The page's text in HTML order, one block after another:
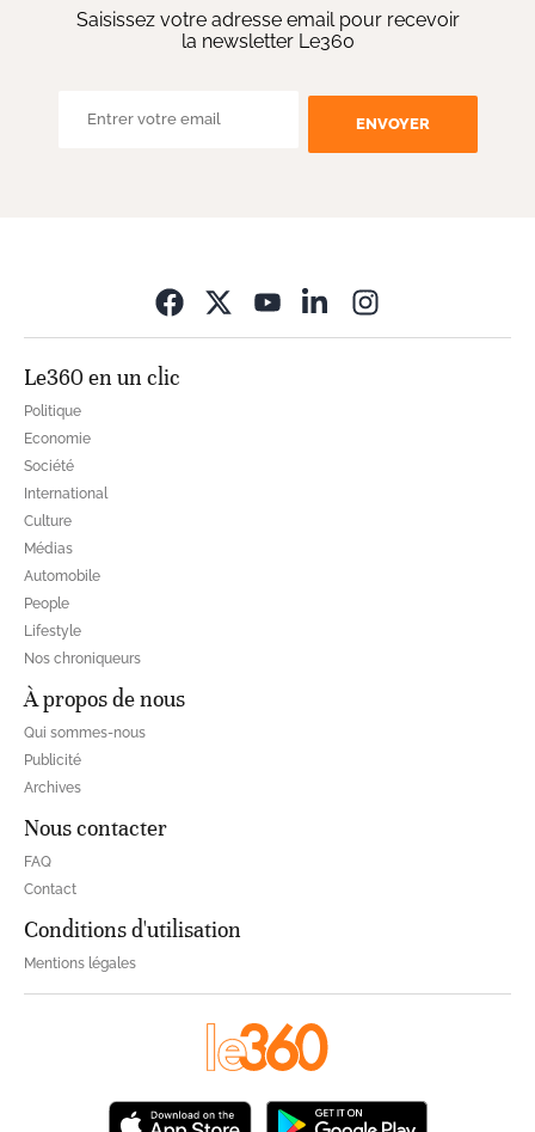
Saisissez votre adresse email pour recevoir
la newsletter Le360
ENVOYER
Le360 en un clic
Politique
Economie
Société
International
Culture
Médias
Automobile
People
Lifestyle
Nos chroniqueurs
À propos de nous
Qui sommes-nous
Publicité
Archives
Nous contacter
FAQ
Contact
Conditions d'utilisation
Mentions légales